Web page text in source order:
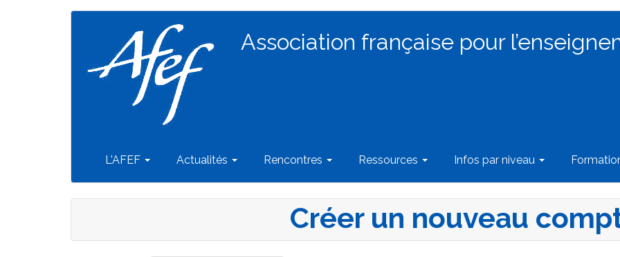
Association française pour
Navigation
principale
L'AFEF Actualités Rencontres Ressources Infos par niveau
Créer un nouveau